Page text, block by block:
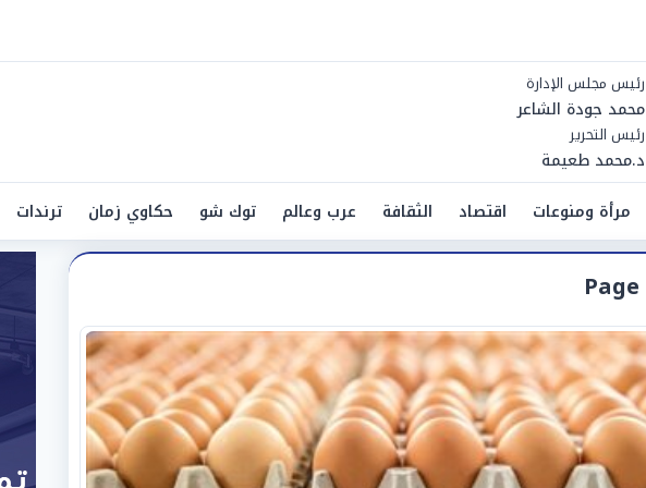
رئيس مجلس الإدارة
محمد جودة الشاعر
رئيس التحرير
د.محمد طعيمة
مرأة ومنوعات اقتصاد الثقافة عرب وعالم توك شو حكاوي زمان ترندات